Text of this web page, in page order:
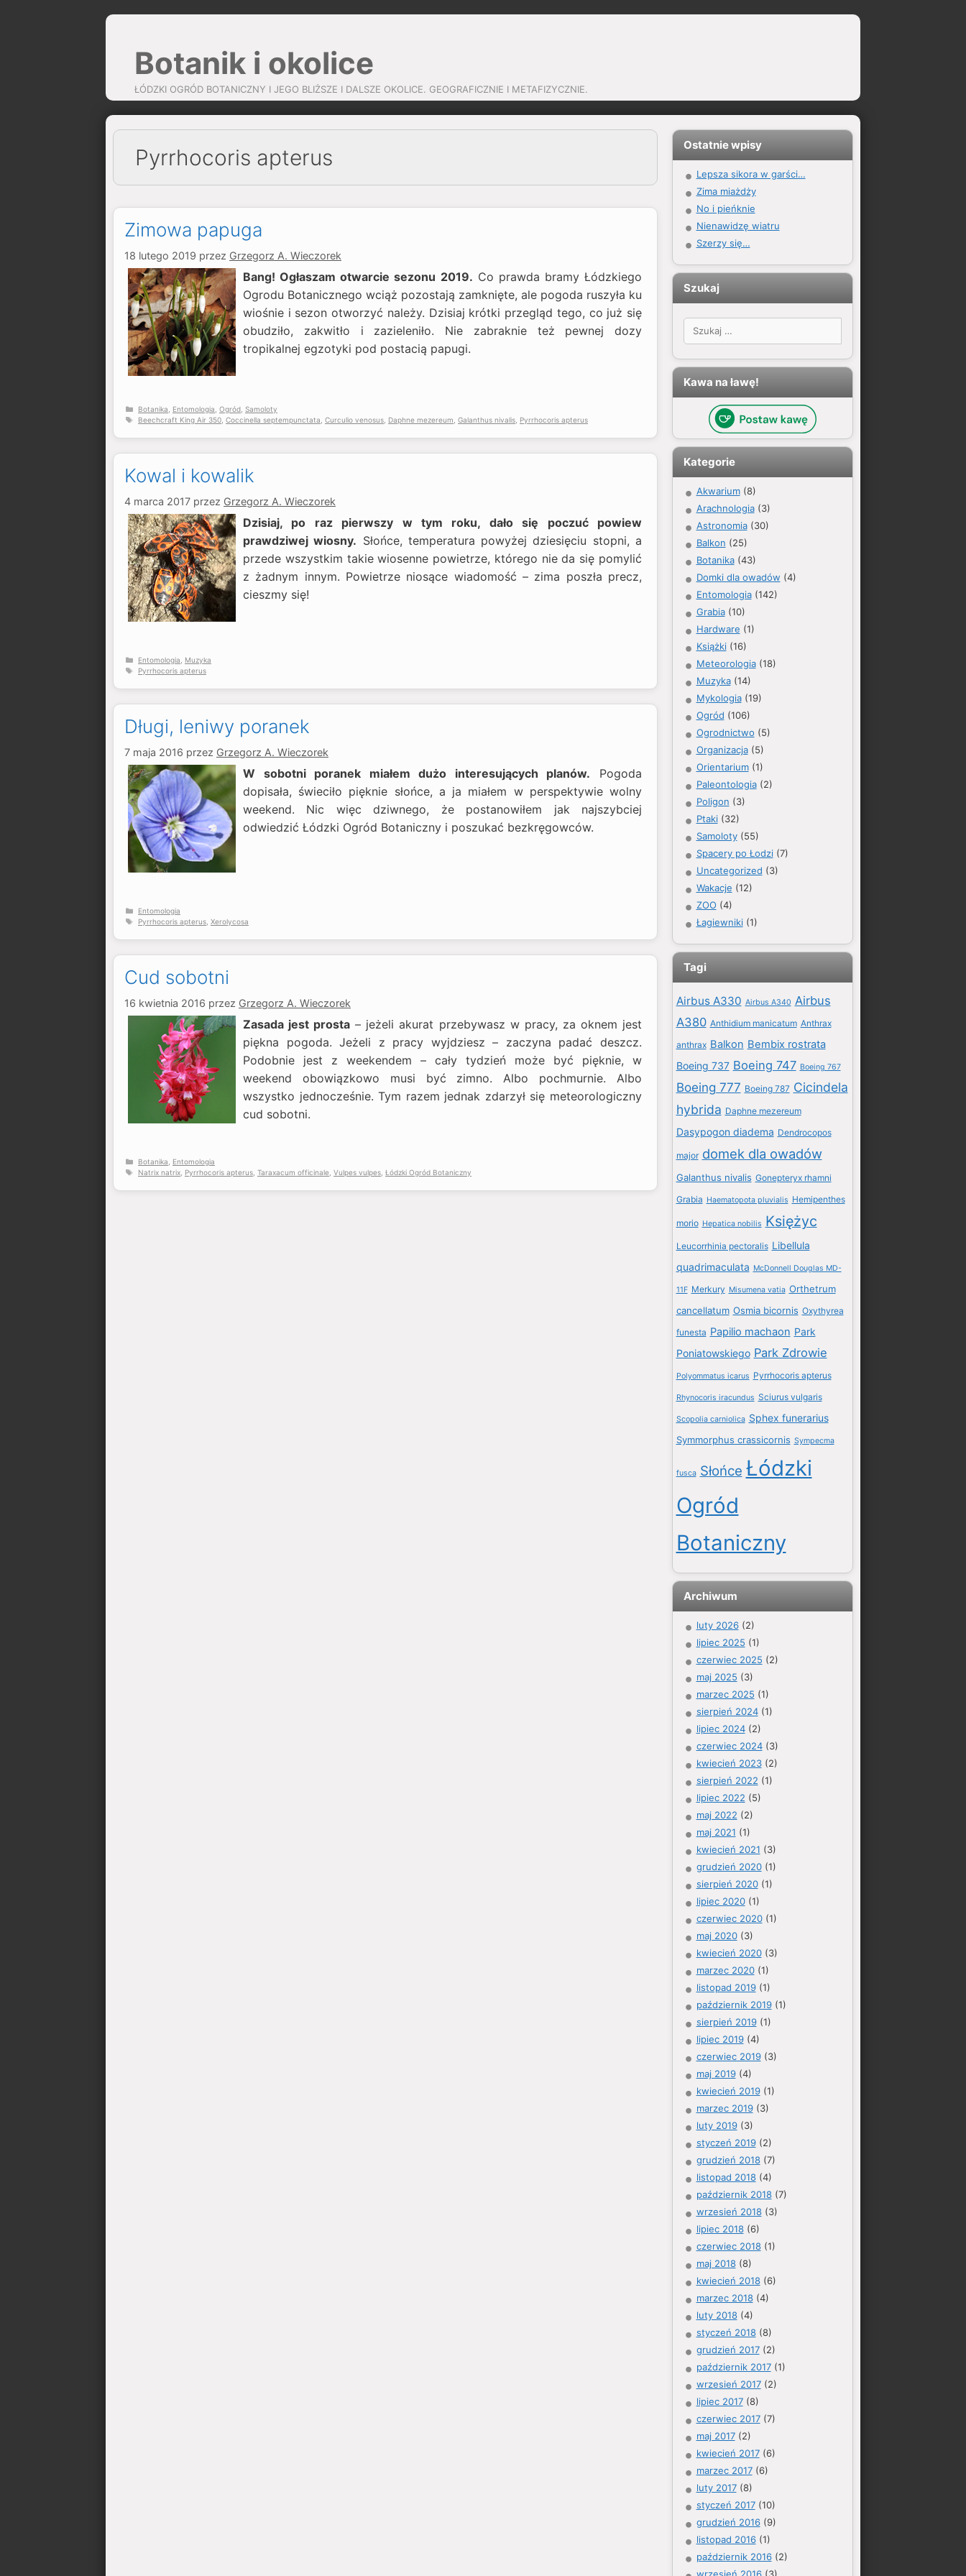
Botanik i okolice
ŁÓDZKI OGRÓD BOTANICZNY I JEGO BLIŻSZE I DALSZE OKOLICE. GEOGRAFICZNIE I METAFIZYCZNIE.
Pyrrhocoris apterus
Zimowa papuga
18 lutego 2019 przez Grzegorz A. Wieczorek
Bang! Ogłaszam otwarcie sezonu 2019. Co prawda bramy Łódzkiego
Ogrodu Botanicznego wciąż pozostają zamknięte, ale pogoda ruszyła ku
wiośnie i sezon otworzyć należy. Dzisiaj krótki przegląd tego, co już się
obudziło, zakwitło i zazieleniło. Nie zabraknie też pewnej dozy
tropikalnej egzotyki pod postacią papugi.
Kategorie
Botanika Entomologia Ogród Samoloty
Tagi
Beechcraft King Air 350 Coccinella septempunctata Curculio venosus Daphne mezereum Galanthus nivalis Pyrrhocoris apterus
Kowal i kowalik
4 marca 2017 przez Grzegorz A. Wieczorek
Dzisiaj, po raz pierwszy w tym roku, dało się poczuć powiew
prawdziwej wiosny. Słońce, temperatura powyżej dziesięciu stopni, a
przede wszystkim takie wiosenne powietrze, którego nie da się pomylić
z żadnym innym. Powietrze niosące wiadomość – zima poszła precz,
cieszmy się!
Kategorie
Entomologia
Muzyka
Tagi
Pyrrhocoris apterus
Długi, leniwy poranek
7 maja 2016 przez Grzegorz A. Wieczorek
W sobotni poranek miałem dużo interesujących planów. Pogoda
dopisała, świeciło pięknie słońce, a ja miałem w perspektywie wolny
weekend. Nic więc dziwnego, że postanowiłem jak najszybciej
odwiedzić Łódzki Ogród Botaniczny i poszukać bezkręgowców.
Kategorie
Entomologia
Tagi
Pyrrhocoris apterus Xerolycosa
Cud sobotni
16 kwietnia 2016 przez Grzegorz A. Wieczorek
Zasada jest prosta – jeżeli akurat przebywasz w pracy, za oknem jest
piękna pogoda. Jeżeli z pracy wyjdziesz – zaczyna padać deszcz.
Podobnie jest z weekendem – cały tydzień może być pięknie, w
weekend obowiązkowo musi być zimno. Albo pochmurnie. Albo
wszystko jednocześnie. Tym razem jednak zdarzył się meteorologiczny
cud sobotni.
Kategorie
Botanika
Entomologia
Tagi
Natrix natrix Pyrrhocoris apterus Taraxacum officinale Vulpes vulpes Łódzki Ogród Botaniczny
Ostatnie wpisy
Lepsza sikora w garści…
Zima miażdży
No i pieńknie
Nienawidzę wiatru
Szerzy się…
Szukaj
Szukaj:
Kawa na ławę!
Kategorie
Akwarium(8)
Arachnologia(3)
Astronomia(30)
Balkon (25)
Botanika(43)
Domki dla owadów (4)
Entomologia(142)
Grabia(10)
Hardware (1)
Książki(16)
Meteorologia(18)
Muzyka(14)
Mykologia(19)
Ogród (106)
Ogrodnictwo (5)
Organizacja(5)
Orientarium(1)
Paleontologia(2)
Poligon (3)
Ptaki(32)
Samoloty(55)
Spacery po Łodzi(7)
Uncategorized (3)
Wakacje (12)
ZOO (4)
Łagiewniki(1)
Tagi
Airbus A330 Airbus A340 Airbus
A380 Anthidium manicatum Anthrax
anthrax Balkon Bembix rostrata
Boeing 737 Boeing 747 Boeing 767
Boeing 777 Boeing 787 Cicindela
hybrida Daphne mezereum
Dasypogon diadema Dendrocopos
major domek dla owadów
Galanthus nivalis Gonepteryx rhamni
Grabia Haematopota pluvialis Hemipenthes
morio Hepatica nobilis Księżyc
Leucorrhinia pectoralis Libellula
quadrimaculata McDonnell Douglas MD-
11F Merkury Misumena vatia Orthetrum
cancellatum Osmia bicornis Oxythyrea
funesta Papilio machaon Park
Poniatowskiego Park Zdrowie
Polyommatus icarus Pyrrhocoris apterus
Rhynocoris iracundus Sciurus vulgaris
Scopolia carniolica Sphex funerarius
Symmorphus crassicornis Sympecma
fusca Słońce Łódzki
Ogród
Botaniczny
Archiwum
luty 2026(2)
lipiec 2025 (1)
czerwiec 2025 (2)
maj 2025 (3)
marzec 2025 (1)
sierpień 2024(1)
lipiec 2024(2)
czerwiec 2024(3)
kwiecień 2023(2)
sierpień 2022 (1)
lipiec 2022 (5)
maj 2022 (2)
maj 2021 (1)
kwiecień 2021 (3)
grudzień 2020(1)
sierpień 2020(1)
lipiec 2020(1)
czerwiec 2020(1)
maj 2020(3)
kwiecień 2020(3)
marzec 2020(1)
listopad 2019(1)
październik 2019(1)
sierpień 2019(1)
lipiec 2019(4)
czerwiec 2019(3)
maj 2019(4)
kwiecień 2019(1)
marzec 2019(3)
luty 2019(3)
styczeń 2019(2)
grudzień 2018(7)
listopad 2018(4)
październik 2018(7)
wrzesień 2018(3)
lipiec 2018(6)
czerwiec 2018(1)
maj 2018(8)
kwiecień 2018(6)
marzec 2018(4)
luty 2018(4)
styczeń 2018(8)
grudzień 2017(2)
październik 2017(1)
wrzesień 2017(2)
lipiec 2017(8)
czerwiec 2017(7)
maj 2017(2)
kwiecień 2017(6)
marzec 2017(6)
luty 2017(8)
styczeń 2017(10)
grudzień 2016(9)
listopad 2016(1)
październik 2016(2)
wrzesień 2016(3)